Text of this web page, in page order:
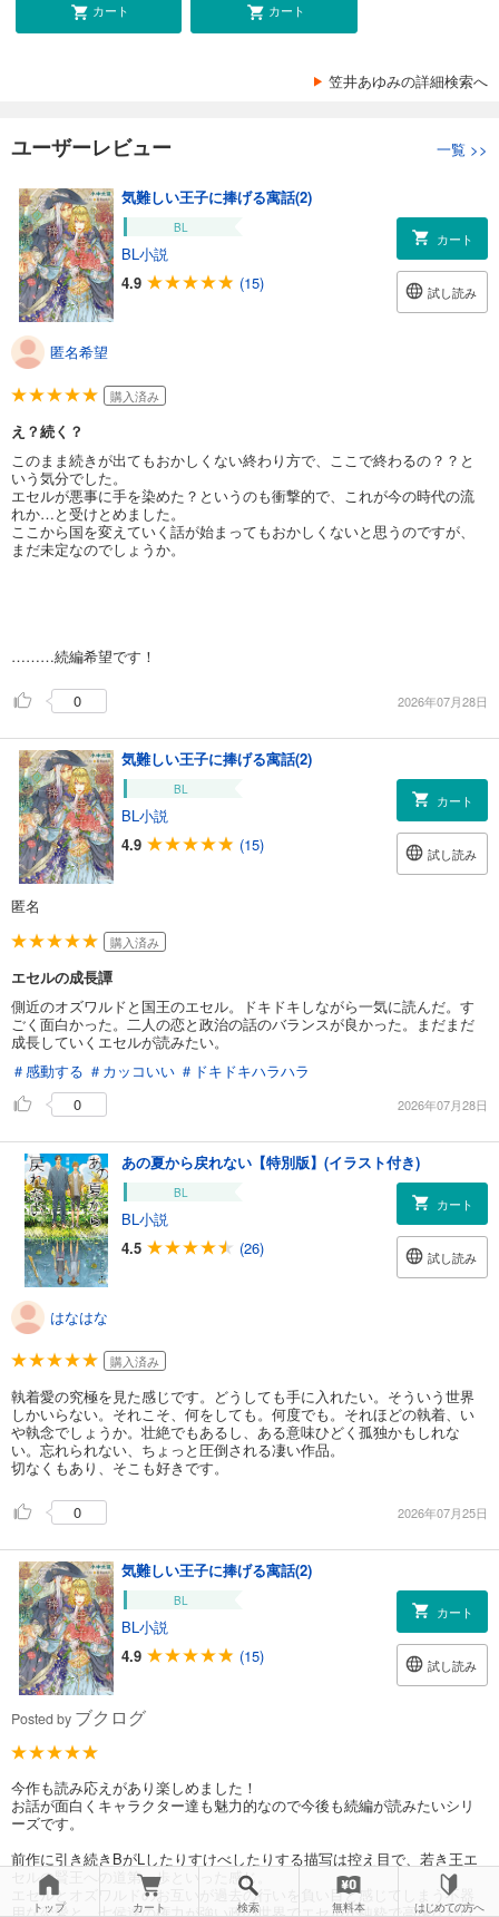
カート カート
笠井あゆみの詳細検索へ
ユーザーレビュー 一覧 >>
気難しい王子に捧げる寓話(2)
BL
BL小説
4.9
(15)
カート
試し読み
匿名希望
購入済み
え？続く？
このまま続きが出てもおかしくない終わり方で、ここで終わるの？？と
いう気分でした。
エセルが悪事に手を染めた？というのも衝撃的で、これが今の時代の流
れか…と受けとめました。
ここから国を変えていく話が始まってもおかしくないと思うのですが、
まだ未定なのでしょうか。
………続編希望です！
0 2026年07月28日
気難しい王子に捧げる寓話(2)
BL
BL小説
4.9
(15)
カート
試し読み
匿名
購入済み
エセルの成長譚
側近のオズワルドと国王のエセル。ドキドキしながら一気に読んだ。す
ごく面白かった。二人の恋と政治の話のバランスが良かった。まだまだ
成長していくエセルが読みたい。
＃感動する ＃カッコいい ＃ドキドキハラハラ
0
2026年07月28日
あの夏から戻れない【特別版】(イラスト付き)
BL
BL小説
4.5
(26)
カート
試し読み
はなはな
購入済み
執着愛の究極を見た感じです。どうしても手に入れたい。そういう世界
しかいらない。それこそ、何をしても。何度でも。それほどの執着、い
や執念でしょうか。壮絶でもあるし、ある意味ひどく孤独かもしれな
い。忘れられない、ちょっと圧倒される凄い作品。
切なくもあり、そこも好きです。
0 2026年07月25日
気難しい王子に捧げる寓話(2)
BL
BL小説
4.9
(15)
カート
試し読み
Posted by ブクログ
今作も読み応えがあり楽しめました！
お話が面白くキャラクター達も魅力的なので今後も続編が読みたいシリ
ーズです。
前作に引き続きBがLしたりすけべしたりする描写は控え目で、若き王エ
セルの賢王への道第一歩といった感じ。
エセルとオズワルドのお互いが過去の行いを負い目と感じてしまう不器
用な恋愛と、七侯達の権力が強い政の世界でエセルが純粋で高潔なだけ
トップ カート 検索 無料本 はじめての方へ